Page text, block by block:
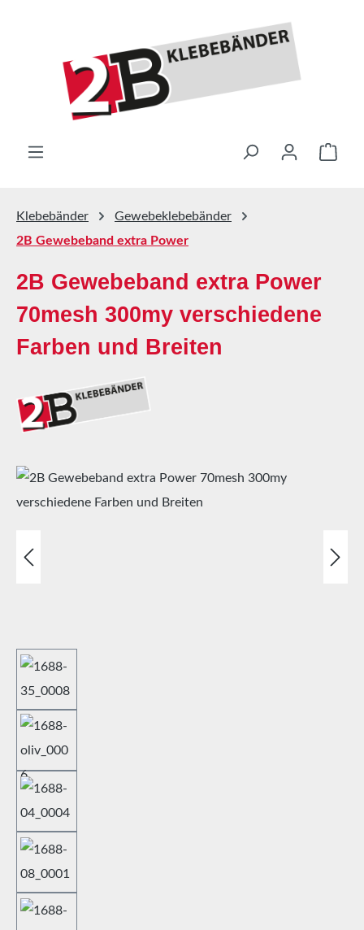
Klebebänder
Gewebeklebebänder
2B Gewebeband extra Power
2B Gewebeband extra Power
70mesh 300my verschiedene
Farben und Breiten
Bildergalerie überspringen